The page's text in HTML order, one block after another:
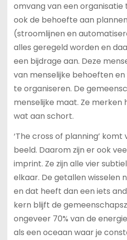
omvang van een
ook de behoefte aan
(stroomlijnen en
alles geregeld worden en
een bijdrage aan. Deze
van menselijke behoeften
te organiseren. De
menselijke maat. Ze merken
wat aan schort.
‘The cross of planning’
beeld. Daarom zijn er ook
imprint. Ze zijn alle vier
elkaar. De getallen wisselen
en dat heeft dan een iets
kern blijft de
ongeveer 70% van de
als een oceaan waar je